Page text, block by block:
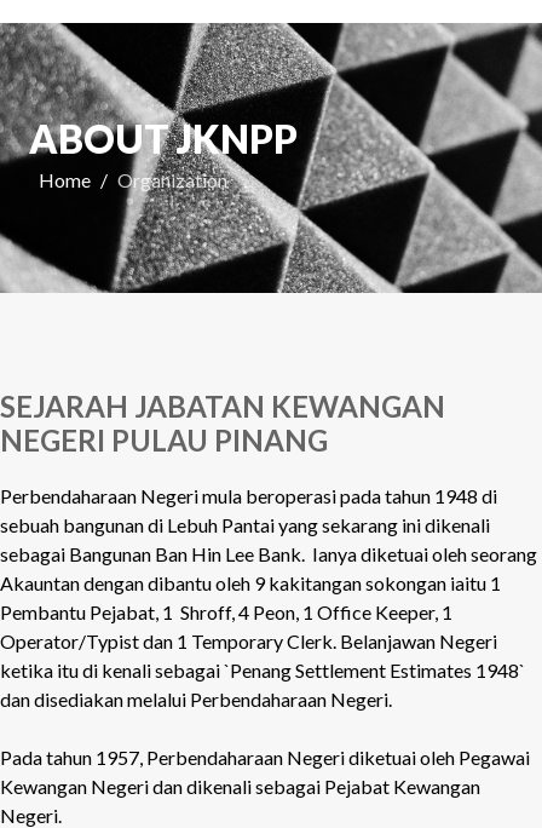
ABOUT JKNPP
Home Organization
SEJARAH JABATAN KEWANGAN
NEGERI PULAU PINANG
Perbendaharaan Negeri mula beroperasi pada tahun 1948 di
sebuah bangunan di Lebuh Pantai yang sekarang ini dikenali
sebagai Bangunan Ban Hin Lee Bank. Ianya diketuai oleh seorang
Akauntan dengan dibantu oleh 9 kakitangan sokongan iaitu 1
Pembantu Pejabat, 1 Shroff, 4 Peon, 1 Office Keeper, 1
Operator/Typist dan 1 Temporary Clerk. Belanjawan Negeri
ketika itu di kenali sebagai `Penang Settlement Estimates 1948`
dan disediakan melalui Perbendaharaan Negeri.
Pada tahun 1957, Perbendaharaan Negeri diketuai oleh Pegawai
Kewangan Negeri dan dikenali sebagai Pejabat Kewangan
Negeri.